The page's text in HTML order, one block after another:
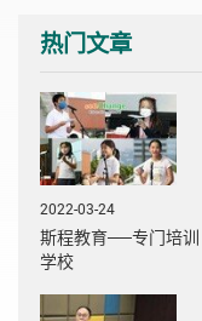
热门文章
2022-03-24
斯程教育──专门培
学校